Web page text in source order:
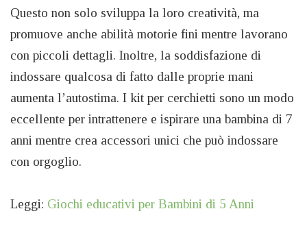
Questo non solo sviluppa la loro creatività, ma
promuove anche abilità motorie fini mentre lavorano
con piccoli dettagli. Inoltre, la soddisfazione di
indossare qualcosa di fatto dalle proprie mani
aumenta l’autostima. I kit per cerchietti sono un modo
eccellente per intrattenere e ispirare una bambina di 7
anni mentre crea accessori unici che può indossare
con orgoglio.
Leggi: Giochi educativi per Bambini di 5 Anni